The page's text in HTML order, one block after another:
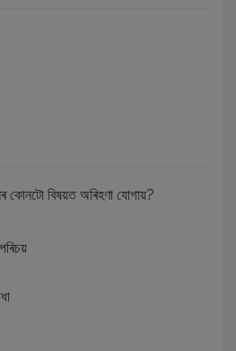
বিষয়ত অৰিহণা যােগায়?